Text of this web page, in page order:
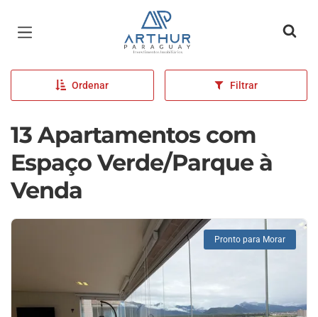
Página inicial
Ordenar Filtrar
13 Apartamentos com
Espaço Verde/Parque à
Venda
Pronto para Morar